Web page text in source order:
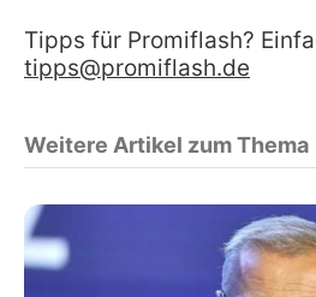
Tipps für Promiflash?
tipps@promiflash.de
Weitere Artikel zum Thema